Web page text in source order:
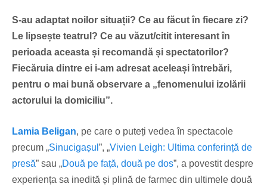
S-au adaptat noilor situații? Ce au făcut în fiecare zi?
Le lipsește teatrul? Ce au văzut/citit interesant în
perioada aceasta și recomandă și spectatorilor?
Fiecăruia dintre ei i-am adresat aceleași întrebări,
pentru o mai bună observare a „fenomenului izolării
actorului la domiciliu”.
Lamia Beligan, pe care o puteți vedea în spectacole
precum „Sinucigașul ”, „Vivien Leigh: Ultima conferință de
presă” sau „Două pe față, două pe dos”, a povestit despre
experiența sa inedită și plină de farmec din ultimele două